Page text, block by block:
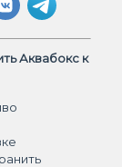
Аквабокс к